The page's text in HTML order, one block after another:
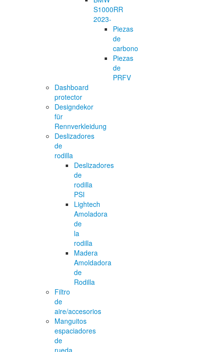
S1000RR
2023-
Piezas
de
carbono
Piezas
de
PRFV
Dashboard
protector
Designdekor
für
Rennverkleidung
Deslizadores
de
rodilla
Deslizadores
de
rodilla
PSI
Lightech
Amoladora
de
la
rodilla
Madera
Amoldadora
de
Rodilla
Filtro
de
aire/accesorios
Manguitos
espaciadores
de
rueda